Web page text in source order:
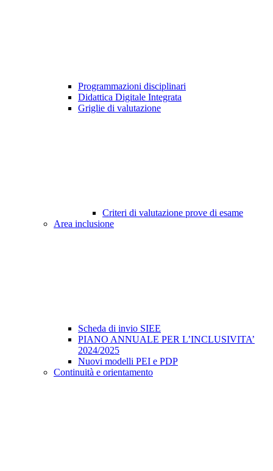
Programmazioni disciplinari
Didattica Digitale Integrata
Griglie di valutazione
Criteri di valutazione prove di esame
Area inclusione
Scheda di invio SIEE
PIANO ANNUALE PER L’INCLUSIVITA’
2024/2025
Nuovi modelli PEI e PDP
Continuità e orientamento